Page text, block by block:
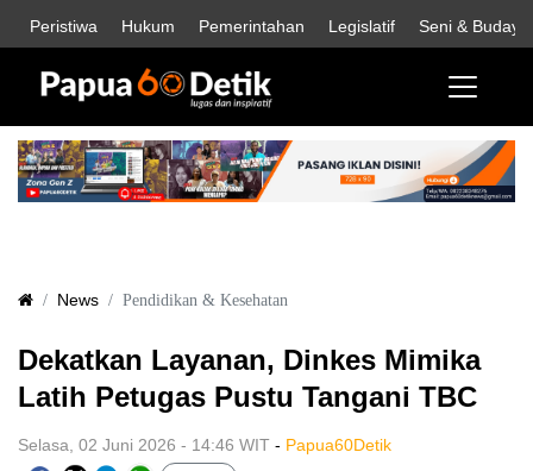
Peristiwa Hukum Pemerintahan Legislatif Seni & Budaya
News Pendidikan & Kesehatan
Dekatkan Layanan, Dinkes Mimika
Latih Petugas Pustu Tangani TBC
Selasa, 02 Juni 2026 - 14:46 WIT - Papua60Detik